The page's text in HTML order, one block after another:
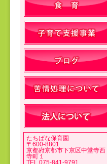
たちばな保育園
〒600-8801
京都府京都市下京区中堂寺西
寺町１
TEL 075-841-9791